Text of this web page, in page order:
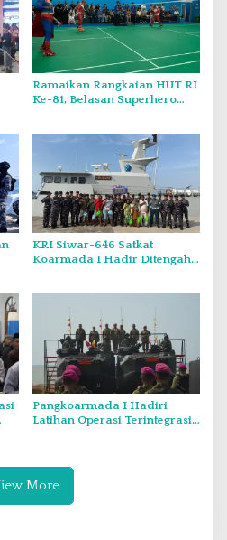
Ramaikan Rangkaian HUT RI
Ke-81, Belasan Superhero
KRI Siwar-646 Satkat
Koarmada I Hadir Ditengah
Pangkoarmada I Hadiri
Latihan Operasi Terintegrasi
More